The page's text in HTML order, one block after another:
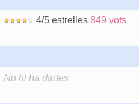
4/5 estrelles 849 vots
No hi ha dades